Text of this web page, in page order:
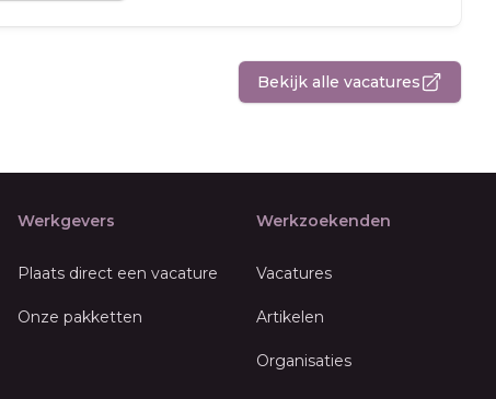
Bekijk alle vacatures
Werkgevers
Plaats direct een vacature
Onze pakketten
Werkzoekenden
Vacatures
Artikelen
Organisaties